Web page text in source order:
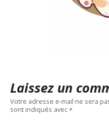
Laissez un
Votre adresse e-mail ne sera
sont indiqués avec